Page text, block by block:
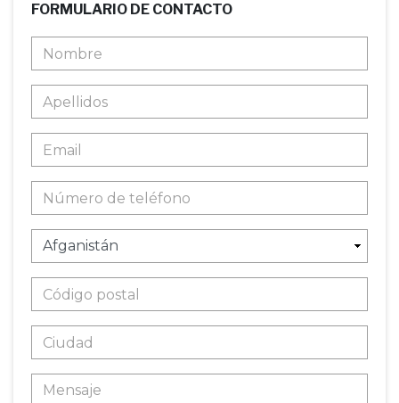
FORMULARIO DE CONTACTO